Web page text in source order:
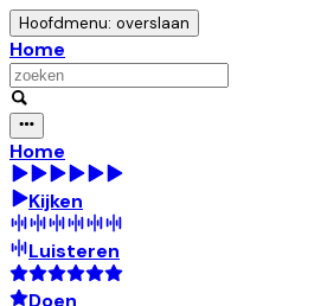
Hoofdmenu: overslaan
Home
Home
Kijken
Luisteren